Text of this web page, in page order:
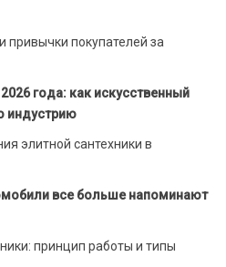
привычки покупателей за
года: как искусственный
индустрию
элитной сантехники в
все больше напоминают
принцип работы и типы